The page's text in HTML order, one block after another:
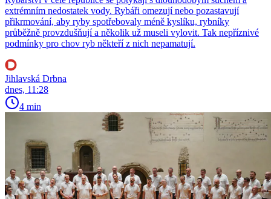
extrémním nedostatek vody. Rybáři omezují nebo pozastavují
přikrmování, aby ryby spotřebovaly méně kyslíku, rybníky
průběžně provzdušňují a několik už museli vylovit. Tak nepříznivé
podmínky pro chov ryb někteří z nich nepamatují.
Jihlavská Drbna
dnes, 11:28
4 min